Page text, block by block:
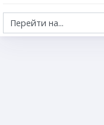
Перейти на...